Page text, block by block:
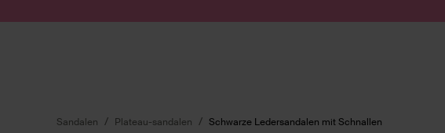
Sandalen Plateau-sandalen Schwarze Ledersandalen mit Schnallen